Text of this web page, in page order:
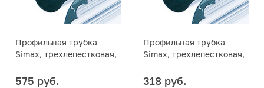
Профильная трубка
Simax, трехлепестковая,
внутр. 9,5 мм
575 руб.
Профильная трубка
Simax, трехлепестковая,
внутр. 7 мм
318 руб.